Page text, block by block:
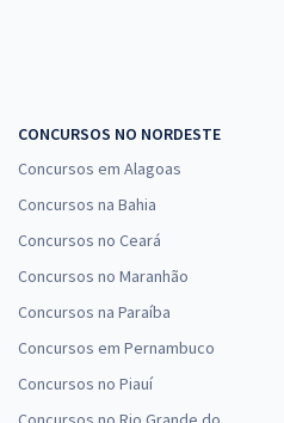
CONCURSOS NO NORDESTE
Concursos em Alagoas
Concursos na Bahia
Concursos no Ceará
Concursos no Maranhão
Concursos na Paraíba
Concursos em Pernambuco
Concursos no Piauí